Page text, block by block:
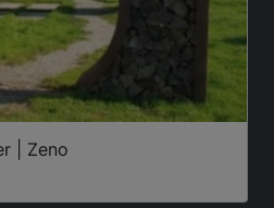
| Zeno